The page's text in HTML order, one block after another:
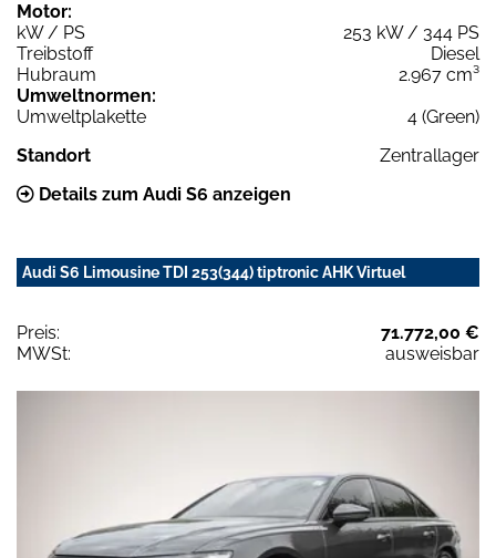
Motor:
kW / PS
253 kW / 344 PS
Treibstoff
Diesel
Hubraum
2.967 cm³
Umweltnormen:
Umweltplakette
4 (Green)
Standort
Zentrallager
Details zum Audi S6 anzeigen
Audi S6 Limousine TDI 253(344) tiptronic AHK Virtuel
Preis:
71.772,00 €
MWSt:
ausweisbar